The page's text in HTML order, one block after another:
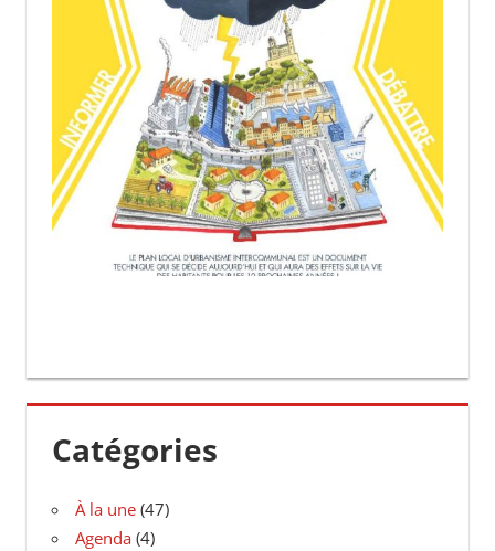
Catégories
À la une (47)
Agenda (4)